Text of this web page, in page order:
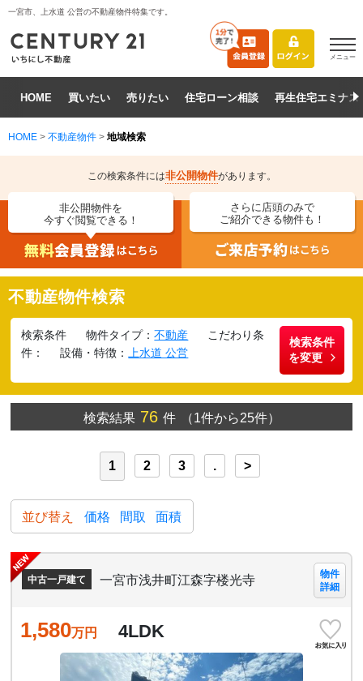
一宮市、上水道 公営の不動産物件特集です。
メニュー
HOME 買いたい 売りたい 住宅ローン相談 再生住宅エミナス
HOME > 不動産物件 > 地域検索
この検索条件には非公開物件があります。
非公開物件を
今すぐ閲覧できる！
さらに店頭のみで
ご紹介できる物件も！
不動産物件検索
検索条件 物件タイプ：不動産
こだわり条
件：
設備・特徴： 上水道 公営
検索条件
を変更
検索結果76 件 （1件から25件）
1 2 3 . >
並び替え 価格 間取 面積
中古一戸建て 一宮市浅井町江森字楼光寺
物件
詳細
1,580万円 4LDK